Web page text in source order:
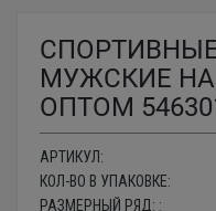
МУЖСКИЕ НА
ОПТОМ
АРТИКУЛ:
КОЛ-ВО В УПАКОВКЕ:
РАЗМЕРНЫЙ РЯД: :